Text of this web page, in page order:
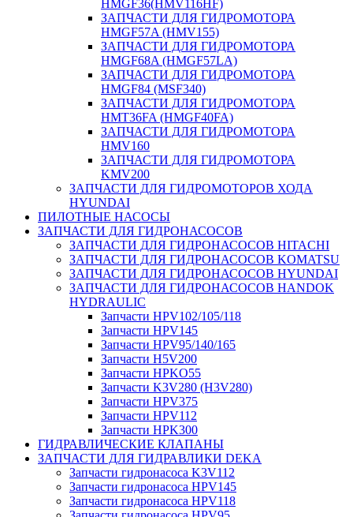
HMGF36(HMV116HF)
ЗАПЧАСТИ ДЛЯ ГИДРОМОТОРА
HMGF57A (HMV155)
ЗАПЧАСТИ ДЛЯ ГИДРОМОТОРА
HMGF68A (HMGF57LA)
ЗАПЧАСТИ ДЛЯ ГИДРОМОТОРА
HMGF84 (MSF340)
ЗАПЧАСТИ ДЛЯ ГИДРОМОТОРА
HMT36FA (HMGF40FA)
ЗАПЧАСТИ ДЛЯ ГИДРОМОТОРА
HMV160
ЗАПЧАСТИ ДЛЯ ГИДРОМОТОРА
KMV200
ЗАПЧАСТИ ДЛЯ ГИДРОМОТОРОВ ХОДА
HYUNDAI
ПИЛОТНЫЕ НАСОСЫ
ЗАПЧАСТИ ДЛЯ ГИДРОНАСОСОВ
ЗАПЧАСТИ ДЛЯ ГИДРОНАСОСОВ HITACHI
ЗАПЧАСТИ ДЛЯ ГИДРОНАСОСОВ KOMATSU
ЗАПЧАСТИ ДЛЯ ГИДРОНАСОСОВ HYUNDAI
ЗАПЧАСТИ ДЛЯ ГИДРОНАСОСОВ HANDOK
HYDRAULIC
Запчасти HPV102/105/118
Запчасти HPV145
Запчасти HPV95/140/165
Запчасти H5V200
Запчасти HPKO55
Запчасти K3V280 (H3V280)
Запчасти HPV375
Запчасти HPV112
Запчасти HPK300
ГИДРАВЛИЧЕСКИЕ КЛАПАНЫ
ЗАПЧАСТИ ДЛЯ ГИДРАВЛИКИ DEKA
Запчасти гидронасоса K3V112
Запчасти гидронасоса HPV145
Запчасти гидронасоса HPV118